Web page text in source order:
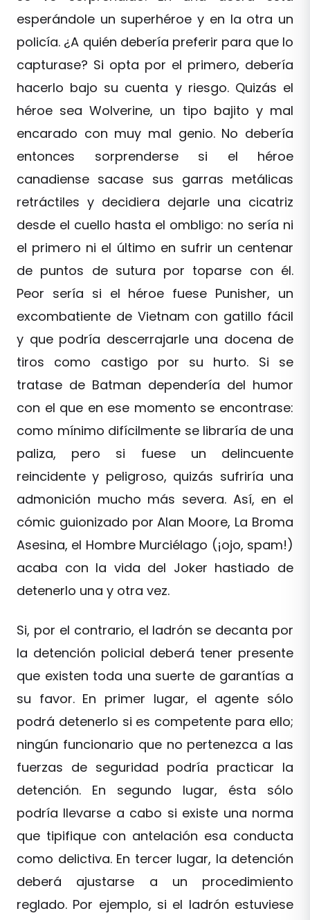
esperándole un superhéroe y en la otra un
policía. ¿A quién debería preferir para que lo
capturase? Si opta por el primero, debería
hacerlo bajo su cuenta y riesgo. Quizás el
héroe sea Wolverine, un tipo bajito y mal
encarado con muy mal genio. No debería
entonces sorprenderse si el héroe
canadiense sacase sus garras metálicas
retráctiles y decidiera dejarle una cicatriz
desde el cuello hasta el ombligo: no sería ni
el primero ni el último en sufrir un centenar
de puntos de sutura por toparse con él.
Peor sería si el héroe fuese Punisher, un
excombatiente de Vietnam con gatillo fácil
y que podría descerrajarle una docena de
tiros como castigo por su hurto. Si se
tratase de Batman dependería del humor
con el que en ese momento se encontrase:
como mínimo difícilmente se libraría de una
paliza, pero si fuese un delincuente
reincidente y peligroso, quizás sufriría una
admonición mucho más severa. Así, en el
cómic guionizado por Alan Moore, La Broma
Asesina, el Hombre Murciélago (¡ojo, spam!)
acaba con la vida del Joker hastiado de
detenerlo una y otra vez.
Si, por el contrario, el ladrón se decanta por
la detención policial deberá tener presente
que existen toda una suerte de garantías a
su favor. En primer lugar, el agente sólo
podrá detenerlo si es competente para ello;
ningún funcionario que no pertenezca a las
fuerzas de seguridad podría practicar la
detención. En segundo lugar, ésta sólo
podría llevarse a cabo si existe una norma
que tipifique con antelación esa conducta
como delictiva. En tercer lugar, la detención
deberá ajustarse a un procedimiento
reglado. Por ejemplo, si el ladrón estuviese